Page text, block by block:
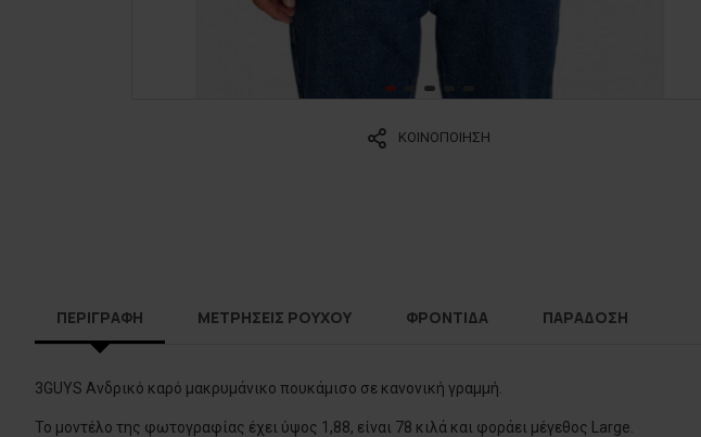
ΚΟΙΝΟΠΟΙΗΣΗ
ΠΕΡΙΓΡΑΦΗ ΜΕΤΡΗΣΕΙΣ ΡΟΥΧΟΥ ΦΡΟΝΤΙΔΑ ΠΑΡΑΔΟΣΗ
3GUYS Ανδρικό καρό μακρυμάνικο πουκάμισο σε κανονική γραμμή.
Το μοντέλο της φωτογραφίας έχει ύψος 1,88, είναι 78 κιλά και φοράει μέγεθος Large.